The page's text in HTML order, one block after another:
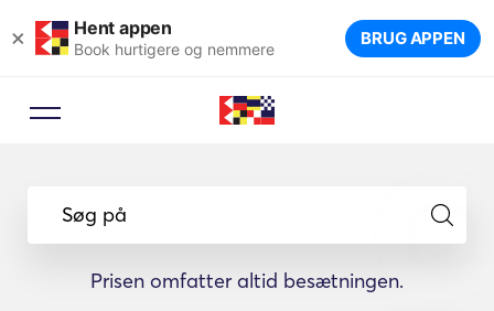
× Hent appen
Book hurtigere og nemmere BRUG APPEN
Søg på
Prisen omfatter altid besætningen.